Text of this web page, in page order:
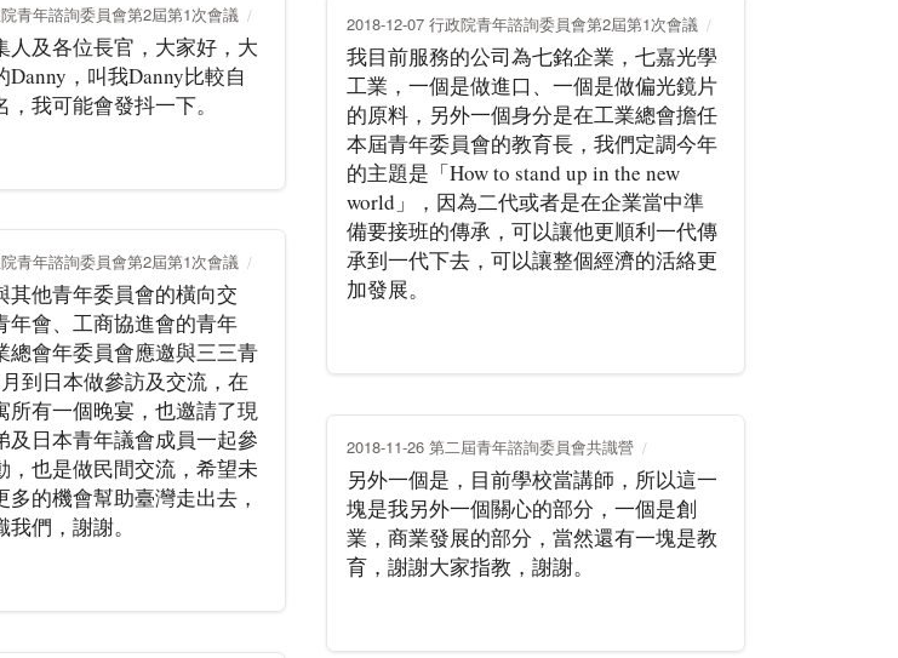
青年諮詢委員會第2屆第1次會議
人及各位長官，大家好，大
Danny，叫我Danny比較自
我可能會發抖一下。
2018-12-07 行政院青年諮詢委員會第2屆第1次會議
我目前服務的公司為七銘企業，七嘉光學
工業，一個是做進口、一個是做偏光鏡片
的原料，另外一個身分是在工業總會擔任
本屆青年委員會的教育長，我們定調今年
的主題是「How to stand up in the new
world」，因為二代或者是在企業當中準
備要接班的傳承，可以讓他更順利一代傳
承到一代下去，可以讓整個經濟的活絡更
加發展。
青年諮詢委員會第2屆第1次會議
其他青年委員會的橫向交
年會、工商協進會的青年
總會年委員會應邀與三三青
到日本做參訪及交流，在
所有一個晚宴，也邀請了現
及日本青年議會成員一起參
，也是做民間交流，希望未
多的機會幫助臺灣走出去，
們，謝謝。
2018-11-26 第二屆青年諮詢委員會共識營
另外一個是，目前學校當講師，所以這一
塊是我另外一個關心的部分，一個是創
業，商業發展的部分，當然還有一塊是教
育，謝謝大家指教，謝謝。